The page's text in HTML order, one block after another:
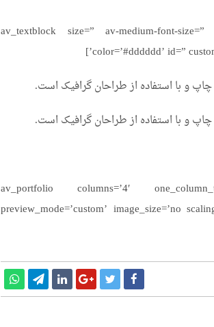
[av_textblock size=” av-medium-font-
color=’#dddddd’ id=”
و با استفاده از طراحان گرافیک است.
و با استفاده از طراحان گرافیک است.
[/av_section][av_portfolio columns=’4′
preview_mode=’custom’ image_size=’no